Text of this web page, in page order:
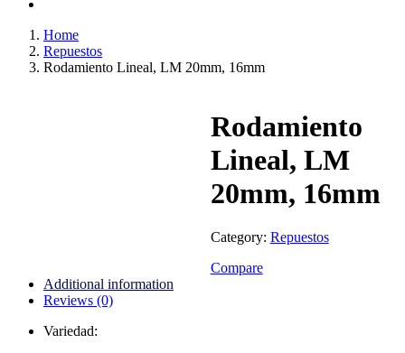
Home
Repuestos
Rodamiento Lineal, LM 20mm, 16mm
Rodamiento
Lineal, LM
20mm, 16mm
Category: Repuestos
Compare
Additional information
Reviews (0)
Variedad: